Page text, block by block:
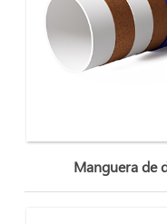
Manguera de